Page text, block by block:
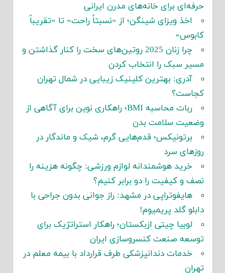
حرفه‌ای برای خانه‌های مدرن ایرانی
اخذ ویزای شینگن؛ از «نسبتاً راحت» تا «تقریباً
کابوس»
چرا زنان 2025 روتین‌های سخت را کنار گذاشتن و
مسیر سبک را انتخاب کردن
آدری: بهترین کلینیک زیبایی در شمال تهران
کجاست؟
ربات محاسبه BMI؛ راهکاری نوین برای آگاهی از
وضعیت سلامت بدن
برتونیکس؛ قدم‌هایی گرم، شیک و ماندگار در
روزهای سرد
خرید هوشمندانه لوازم ورزشی: چگونه هزینه را
نصف و کیفیت را دو برابر کنیم؟
هایفوتراپی در مشهد: راز جوانی بدون جراحی با
دابلو گلد پریمیوم!
لوبیا چیتی ازبکستان؛ راهکار استراتژیک برای
توسعه صنعت کنسروسازی ایران
خدمات دندانپزشکی طرف قرارداد با بیمه معلم در
تهران